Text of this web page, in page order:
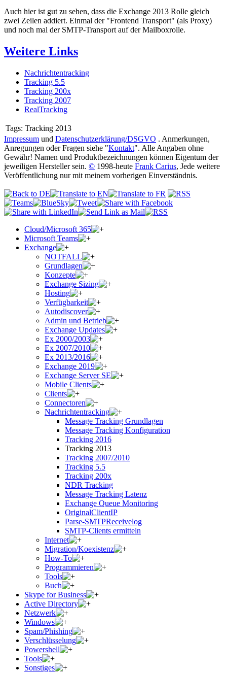
Auch hier ist gut zu sehen, dass die Exchange 2013 Rolle gleich
zwei Zeilen addiert. Einmal der "Frontend Transport" (als Proxy)
und noch mal der SMTP-Transport auf der Mailboxrolle.
Weitere Links
Nachrichtentracking
Tracking 5.5
Tracking 200x
Tracking 2007
RealTracking
Tags: Tracking 2013
Impressum und Datenschutzerklärung/DSGVO . Anmerkungen,
Anregungen oder Fragen siehe "Kontakt". Alle Angaben ohne
Gewähr! Namen und Produktbezeichnungen können Eigentum der
jeweiligen Hersteller sein. © 1998-heute Frank Carius, Jede weitere
Veröffentlichung nur mit meinem vorherigen Einverständnis.
Cloud/Microsoft 365
Microsoft Teams
Exchange
NOTFALL
Grundlagen
Konzepte
Exchange Sizing
Hosting
Verfügbarkeit
Autodiscover
Admin und Betrieb
Exchange Updates
Ex 2000/2003
Ex 2007/2010
Ex 2013/2016
Exchange 2019
Exchange Server SE
Mobile Clients
Clients
Connectoren
Nachrichtentracking
Message Tracking Grundlagen
Message Tracking Konfiguration
Tracking 2016
Tracking 2013
Tracking 2007/2010
Tracking 5.5
Tracking 200x
NDR Tracking
Message Tracking Latenz
Exchange Queue Monitoring
OriginalClientIP
Parse-SMTPReceivelog
SMTP-Clients ermitteln
Internet
Migration/Koexistenz
How-To
Programmieren
Tools
Buch
Skype for Business
Active Directory
Netzwerk
Windows
Spam/Phishing
Verschlüsselung
Powershell
Tools
Sonstiges